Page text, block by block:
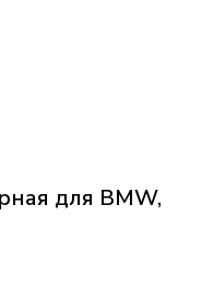
для BMW,